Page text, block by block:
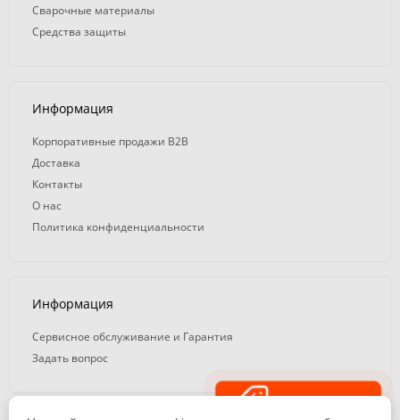
Сварочные материалы
Средства защиты
Информация
Корпоративные продажи B2B
Доставка
Контакты
О нас
Политика конфиденциальности
Информация
Сервисное обслуживание и Гарантия
Задать вопрос